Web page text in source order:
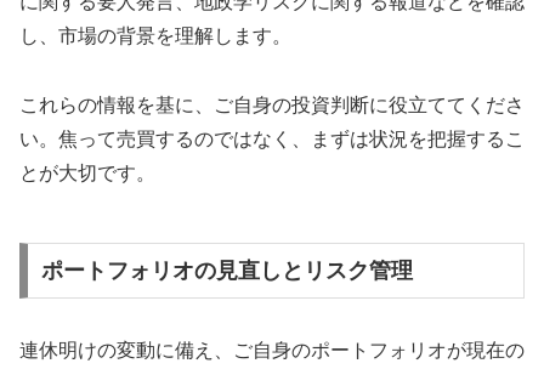
し、市場の背景を理解します。
これらの情報を基に、ご自身の投資判断に役立ててくださ
い。焦って売買するのではなく、まずは状況を把握するこ
とが大切です。
ポートフォリオの見直しとリスク管理
連休明けの変動に備え、ご自身のポートフォリオが現在の